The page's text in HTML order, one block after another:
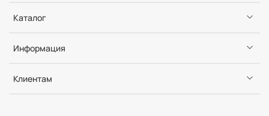
Каталог
Информация
Клиентам